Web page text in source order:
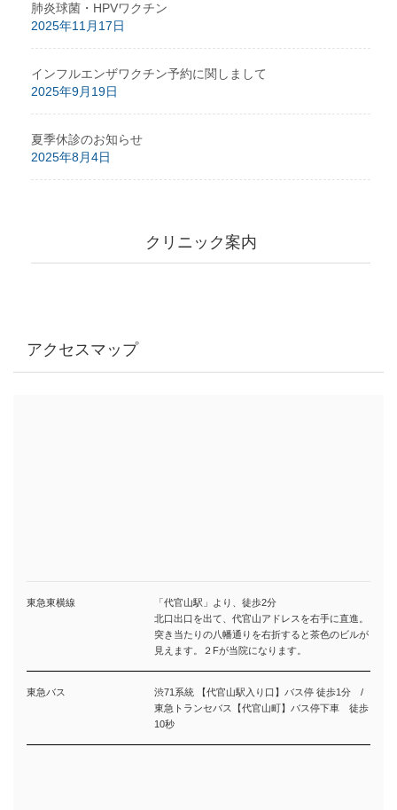
肺炎球菌・HPVワクチン
2025年11月17日
インフルエンザワクチン予約に関しまして
2025年9月19日
夏季休診のお知らせ
2025年8月4日
クリニック案内
アクセスマップ
東急東横線
「代官山駅」より、徒歩2分
北口出口を出て、代官山アドレスを右手に直進。
突き当たりの八幡通りを右折すると茶色のビルが
見えます。２Fが当院になります。
東急バス
渋71系統 【代官山駅入り口】バス停 徒歩1分 /
東急トランセバス【代官山町】バス停下車 徒歩
10秒